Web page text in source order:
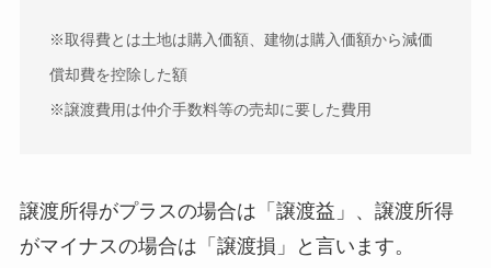
※取得費とは土地は購入価額、建物は購入価額から減価
償却費を控除した額
※譲渡費用は仲介手数料等の売却に要した費用
譲渡所得がプラスの場合は「譲渡益」、譲渡所得
がマイナスの場合は「譲渡損」と言います。